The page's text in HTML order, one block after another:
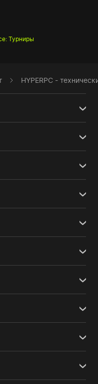
Турниры
HYPERPC -